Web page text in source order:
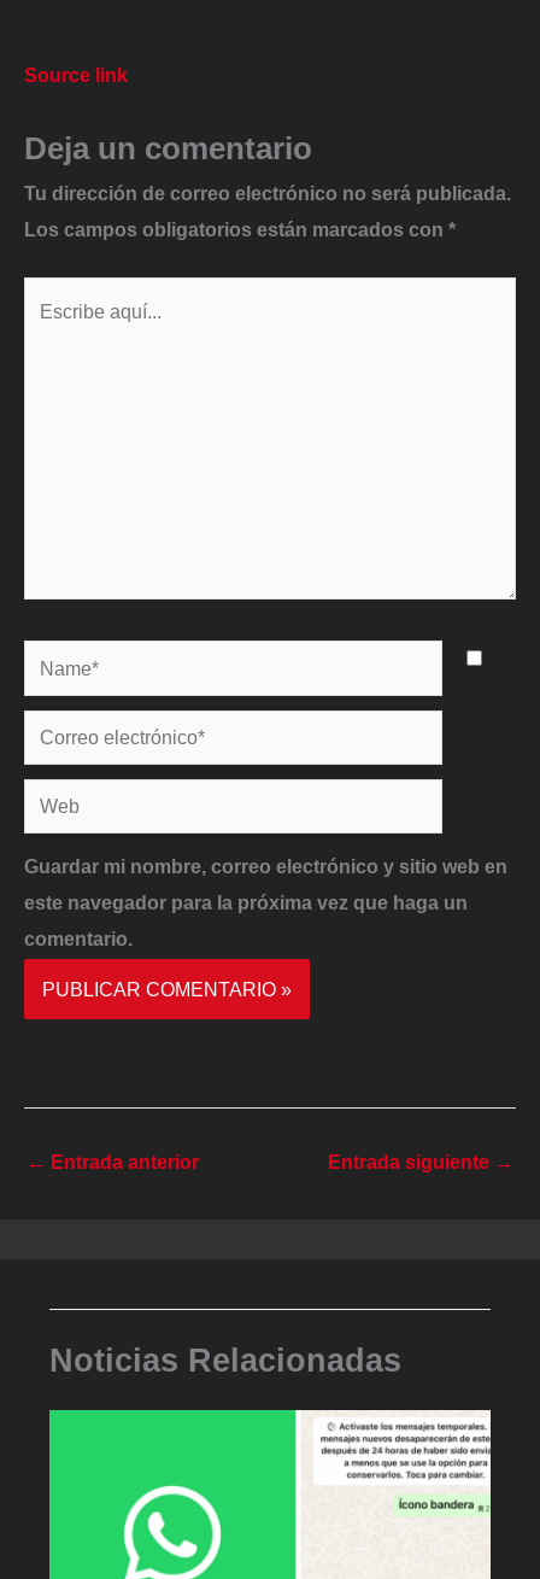
Source link
Deja un comentario
Tu dirección de correo electrónico no será publicada.
Los campos obligatorios están marcados con *
Name*
Correo
electrónico*
Web
Guardar mi nombre, correo electrónico y sitio web en
este navegador para la próxima vez que haga un
comentario.
← Entrada anterior Entrada siguiente →
Noticias Relacionadas